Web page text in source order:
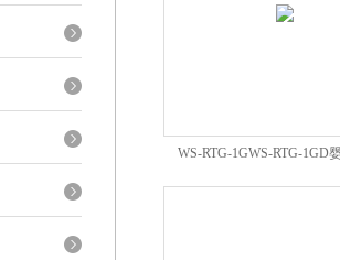
WS-RTG-1GWS-RTG-1GD